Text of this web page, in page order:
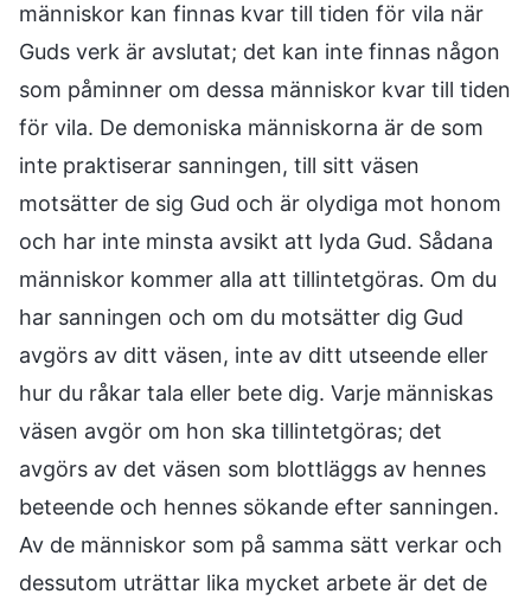
människor kan finnas kvar till tiden för vila när
Guds verk är avslutat; det kan inte finnas någon
som påminner om dessa människor kvar till tiden
för vila. De demoniska människorna är de som
inte praktiserar sanningen, till sitt väsen
motsätter de sig Gud och är olydiga mot honom
och har inte minsta avsikt att lyda Gud. Sådana
människor kommer alla att tillintetgöras. Om du
har sanningen och om du motsätter dig Gud
avgörs av ditt väsen, inte av ditt utseende eller
hur du råkar tala eller bete dig. Varje människas
väsen avgör om hon ska tillintetgöras; det
avgörs av det väsen som blottläggs av hennes
beteende och hennes sökande efter sanningen.
Av de människor som på samma sätt verkar och
dessutom uträttar lika mycket arbete är det de